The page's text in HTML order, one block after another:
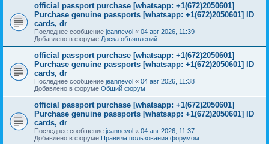
official passport purchase [whatsapp: +1(672)2050601]
Purchase genuine passports [whatsapp: +1(672)2050601] ID
cards, dr
Последнее сообщение jeannevol « 04 авг 2026, 11:39
Добавлено в форуме Доска объявлений
official passport purchase [whatsapp: +1(672)2050601]
Purchase genuine passports [whatsapp: +1(672)2050601] ID
cards, dr
Последнее сообщение jeannevol « 04 авг 2026, 11:38
Добавлено в форуме Общий форум
official passport purchase [whatsapp: +1(672)2050601]
Purchase genuine passports [whatsapp: +1(672)2050601] ID
cards, dr
Последнее сообщение jeannevol « 04 авг 2026, 11:37
Добавлено в форуме Правила пользования форумом